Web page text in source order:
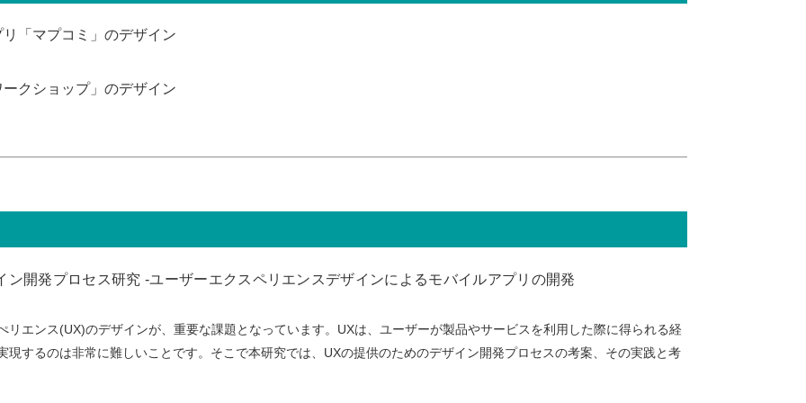
「マプコミ」のデザイン
クショップ」のデザイン
開発プロセス研究 -ユーザーエクスペリエンスデザインによるモバイルアプリの開発
リエンス(UX)のデザインが、重要な課題となっています。UXは、ユーザーが製品やサービスを利用した際に得られる経
現するのは非常に難しいことです。そこで本研究では、UXの提供のためのデザイン開発プロセスの考案、その実践と考